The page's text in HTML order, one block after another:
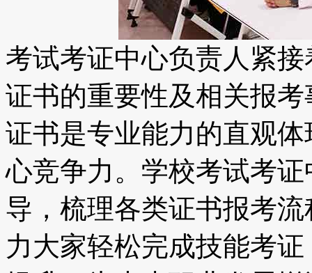
考试考证中心负责人紧
证书的重要性及相关报
证书是专业能力的直观
心竞争力。学校考试考
导，梳理各类证书报考
力大家轻松完成技能考